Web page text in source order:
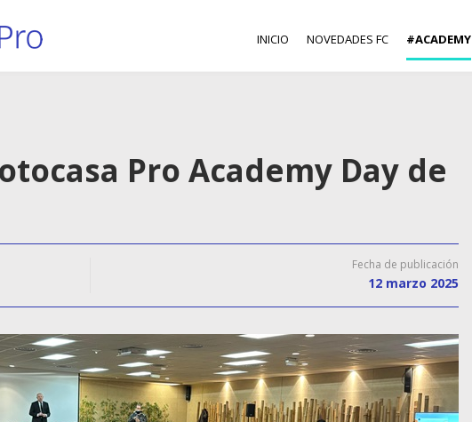
INICIO NOVEDADES FC #ACADEMY
Pro Academy Day de
Fecha de publicación
12 marzo 2025